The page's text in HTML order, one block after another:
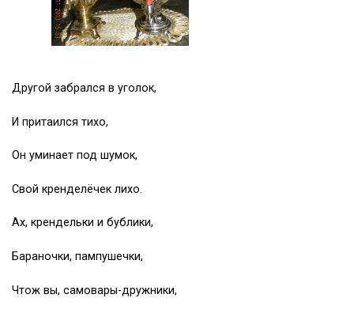
Другой забрался в уголок,
И притаился тихо,
Он уминает под шумок,
Свой кренделёчек лихо.
Ах, крендельки и бублики,
Бараночки, пампушечки,
Чтож вы, самовары-дружники,